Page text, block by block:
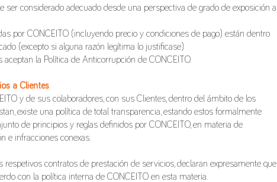
ser considerado adecuado desde una perspectiva de grado de exposición al
por CONCEITO (incluyendo precio y condiciones de pago) están dentro
(excepto si alguna razón legítima lo justificase)
aceptan la Política de Anticorrupción de CONCEITO.
a Clientes
y de sus colaboradores, con sus Clientes, dentro del ámbito de los
existe una política de total transparencia, estando estos formalmente
de principios y reglas definidos por CONCEITO, en materia de
e infracciones conexas.
respetivos contratos de prestación de servicios, declaran expresamente que
con la política interna de CONCEITO en esta materia.